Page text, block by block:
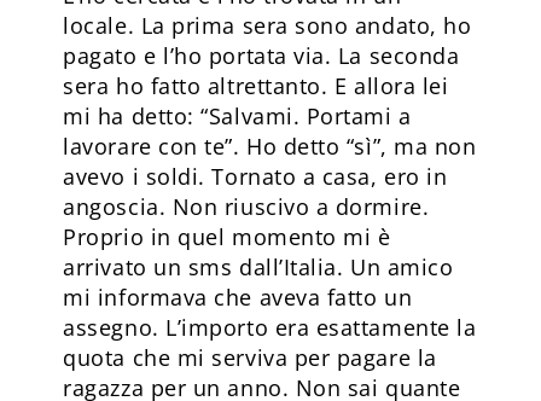
locale. La prima sera sono andato, ho
pagato e l’ho portata via. La seconda
sera ho fatto altrettanto. E allora lei
mi ha detto: “Salvami. Portami a
lavorare con te”. Ho detto “sì”, ma non
avevo i soldi. Tornato a casa, ero in
angoscia. Non riuscivo a dormire.
Proprio in quel momento mi è
arrivato un sms dall’Italia. Un amico
mi informava che aveva fatto un
assegno. L’importo era esattamente la
quota che mi serviva per pagare la
ragazza per un anno. Non sai quante